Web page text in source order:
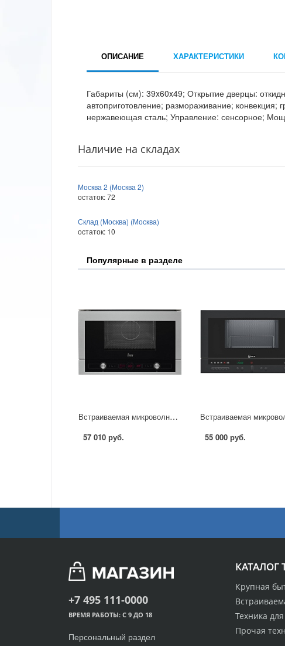
ОПИСАНИЕ ХАРАКТЕРИСТИКИ
Габариты (см): 39x60x49; Открытие дверцы:
автоприготовление; размораживание; конвекция;
нержавеющая сталь; Управление: сенсорное;
Наличие на складах
Москва 2 (Москва 2)
остаток:72
Склад (Москва) (Москва)
остаток: 10
Популярные в разделе
Встраиваемая микроволновая печь Teka MWL 22 EGL в Москве
57 010 руб. 55 000 руб.
КАТАЛОГ
Крупная
Техника
Прочая
+7 495 111-0000
ВРЕМЯ РАБОТЫ: С 9 ДО 18
Персональный раздел